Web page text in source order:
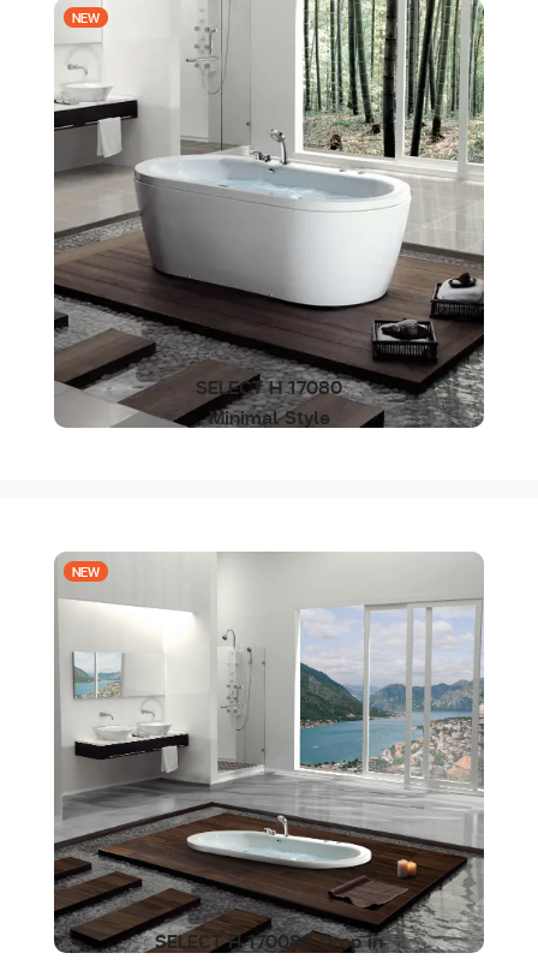
NEW
SELECT H 17080
Minimal Style
NEW
SELECT H 170080 Drop in